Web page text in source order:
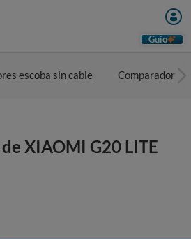
Guio
escoba sin cable Comparador
XIAOMI G20 LITE